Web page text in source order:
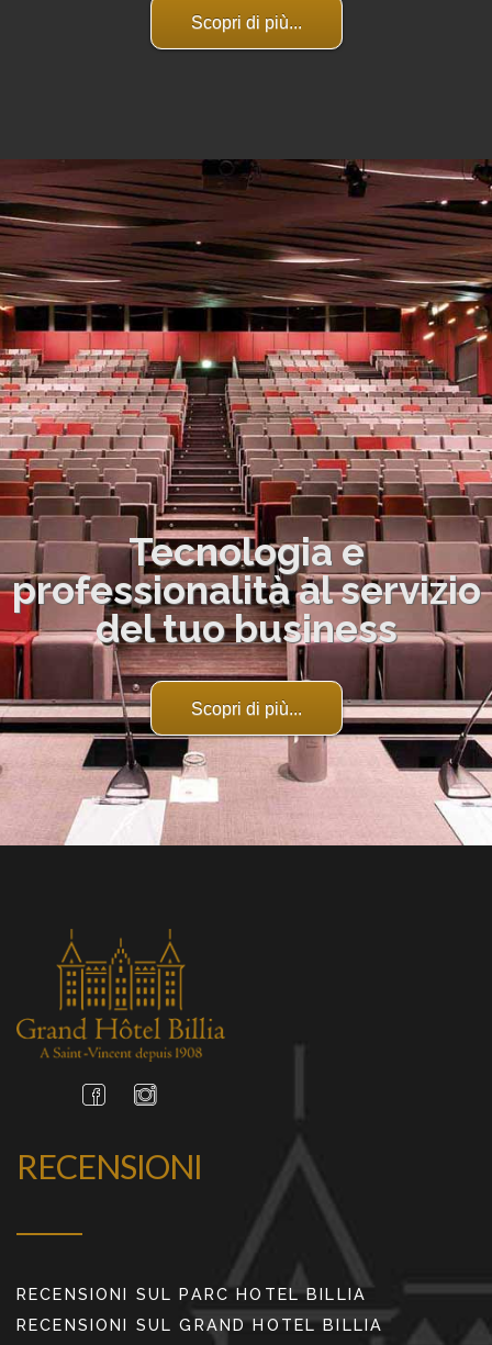
Scopri di più...
Tecnologia e
professionalità al servizio
del tuo business
Scopri di più...
RECENSIONI
RECENSIONI SUL PARC HOTEL BILLIA
RECENSIONI SUL GRAND HOTEL BILLIA